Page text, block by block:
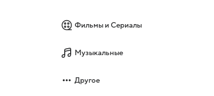
Фильмы и Сериалы
Музыкальные
Другое